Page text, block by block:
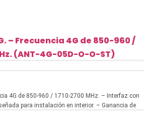
– Frecuencia 4G de 850-960 /
(ANT-4G-05D-O-O-ST)
4G de 850-960 / 1710-2700 MHz. – Interfaz con
para instalación en interior. – Ganancia de
cable RG174 de 3 metros de longitud.